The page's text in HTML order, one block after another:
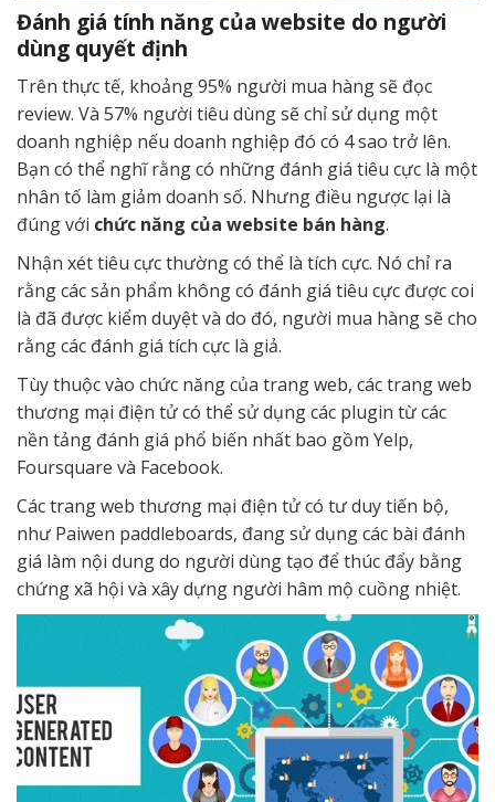
Đánh giá tính năng của website do người
dùng quyết định
Trên thực tế, khoảng 95% người mua hàng sẽ đọc
review. Và 57% người tiêu dùng sẽ chỉ sử dụng một
doanh nghiệp nếu doanh nghiệp đó có 4 sao trở lên.
Bạn có thể nghĩ rằng có những đánh giá tiêu cực là một
nhân tố làm giảm doanh số. Nhưng điều ngược lại là
đúng với chức năng của website bán hàng.
Nhận xét tiêu cực thường có thể là tích cực. Nó chỉ ra
rằng các sản phẩm không có đánh giá tiêu cực được coi
là đã được kiểm duyệt và do đó, người mua hàng sẽ cho
rằng các đánh giá tích cực là giả.
Tùy thuộc vào chức năng của trang web, các trang web
thương mại điện tử có thể sử dụng các plugin từ các
nền tảng đánh giá phổ biến nhất bao gồm Yelp,
Foursquare và Facebook.
Các trang web thương mại điện tử có tư duy tiến bộ,
như Paiwen paddleboards, đang sử dụng các bài đánh
giá làm nội dung do người dùng tạo để thúc đẩy bằng
chứng xã hội và xây dựng người hâm mộ cuồng nhiệt.